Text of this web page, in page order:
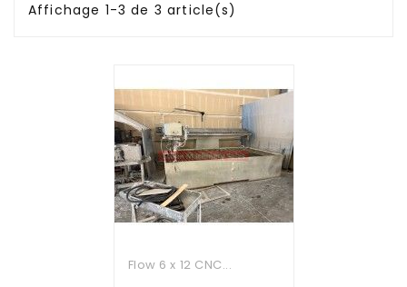
Affichage 1-3 de 3 article(s)
Flow 6 x 12 CNC...